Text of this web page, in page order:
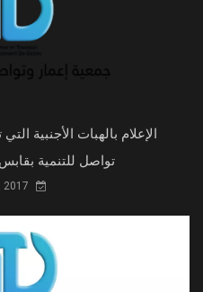
الإعلام بالهبات الأجنبية
تواصل للتنمية بقابس بتاريخ